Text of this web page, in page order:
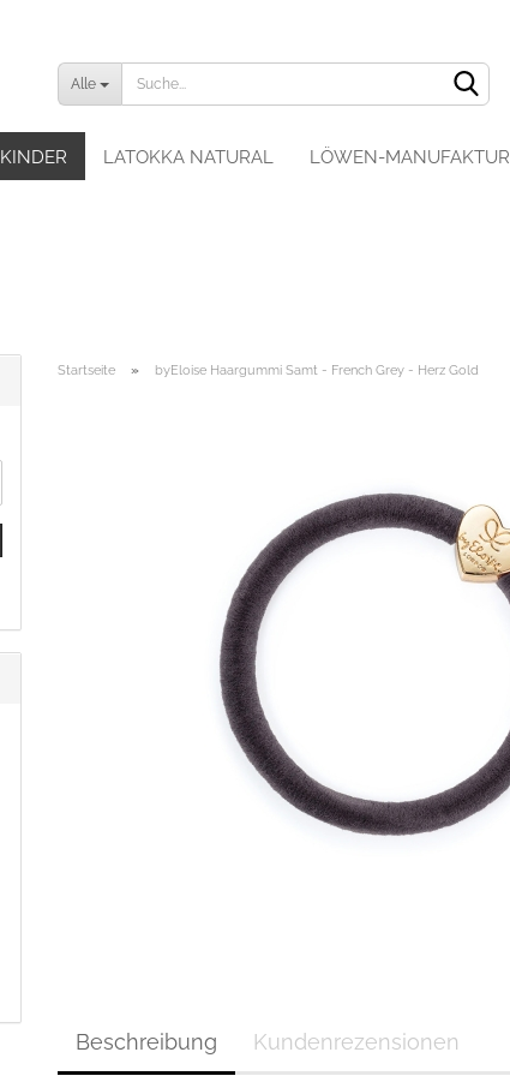
Alle
KINDER LATOKKA NATURAL LÖWEN-MANUFAKTUR
Startseite » byEloise Haargummi Samt - French Grey - Herz Gold
Beschreibung Kundenrezensionen